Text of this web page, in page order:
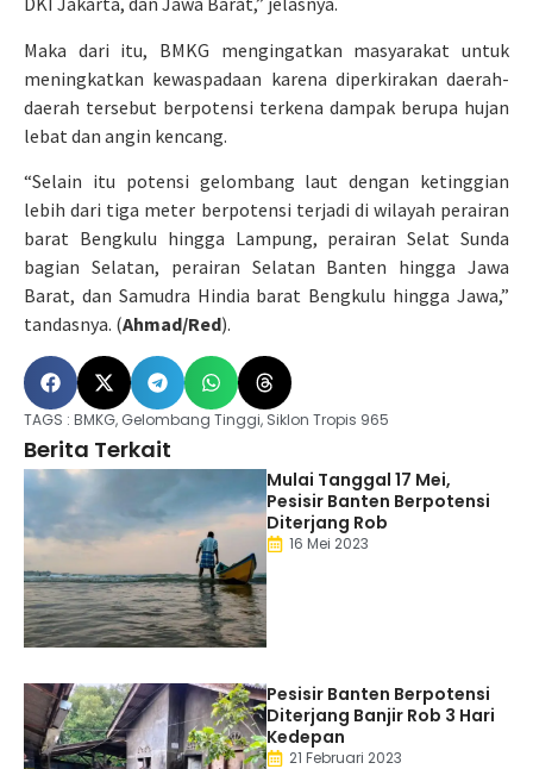
Maka dari itu, BMKG mengingatkan masyarakat untuk
meningkatkan kewaspadaan karena diperkirakan daerah-
daerah tersebut berpotensi terkena dampak berupa hujan
lebat dan angin kencang.
“Selain itu potensi gelombang laut dengan ketinggian
lebih dari tiga meter berpotensi terjadi di wilayah perairan
barat Bengkulu hingga Lampung, perairan Selat Sunda
bagian Selatan, perairan Selatan Banten hingga Jawa
Barat, dan Samudra Hindia barat Bengkulu hingga Jawa,”
tandasnya. (Ahmad/Red).
TAGS : BMKG, Gelombang Tinggi, Siklon Tropis 965
Berita Terkait
Mulai Tanggal 17 Mei,
Pesisir Banten Berpotensi
Diterjang Rob
16 Mei 2023
Pesisir Banten Berpotensi
Diterjang Banjir Rob 3 Hari
Kedepan
21 Februari 2023